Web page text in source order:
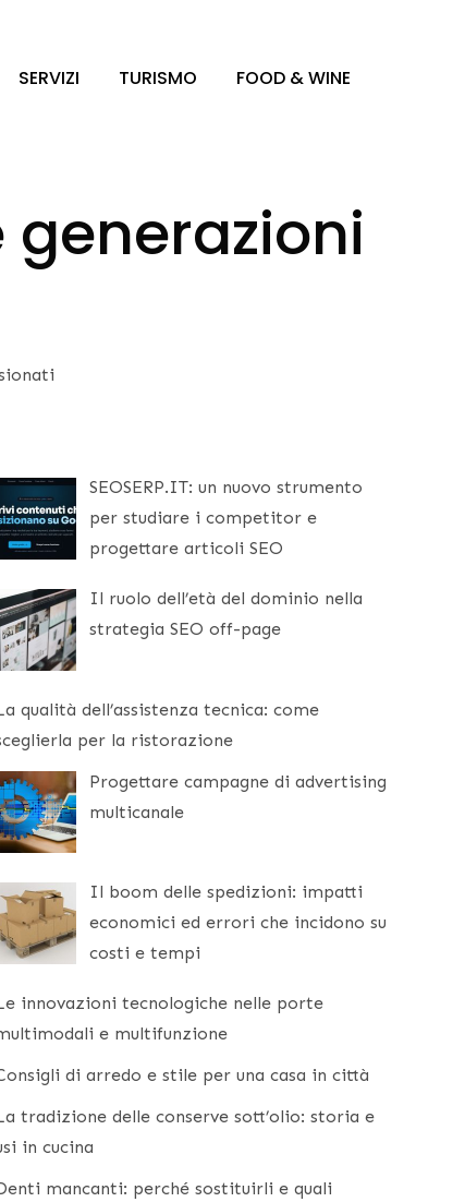
SERVIZI TURISMO FOOD & WINE
generazioni
SEOSERP.IT: un nuovo strumento
per studiare i competitor e
progettare articoli SEO
Il ruolo dell’età del dominio nella
strategia SEO off-page
qualità dell’assistenza tecnica: come
per la ristorazione
Progettare campagne di advertising
multicanale
Il boom delle spedizioni: impatti
economici ed errori che incidono su
costi e tempi
innovazioni tecnologiche nelle porte
e multifunzione
di arredo e stile per una casa in città
tradizione delle conserve sott’olio: storia e
in cucina
mancanti: perché sostituirli e quali